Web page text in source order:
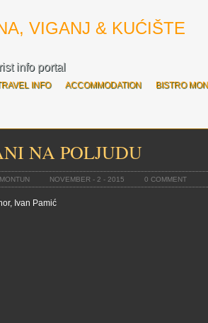
VIGANJ & KUĆIŠTE
info portal
INFO ACCOMMODATION BISTRO
NA POLJUDU
NOVEMBER - 2 - 2015 0 COMMENT
Ivan Pamić